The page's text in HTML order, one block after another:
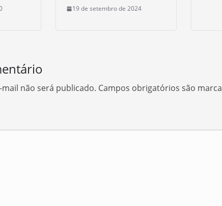
19 de setembro de 2024
não será publicado. Campos obrigatórios são